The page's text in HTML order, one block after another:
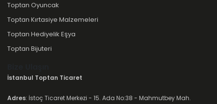
Toptan Oyuncak
Toptan Kırtasiye Malzemeleri
Toptan Hediyelik Eşya
Toptan Bijuteri
İstanbul Toptan Ticaret
Adres: İstoç Ticaret Merkezi - 15. Ada No:38 - Mahmutbey Mah.